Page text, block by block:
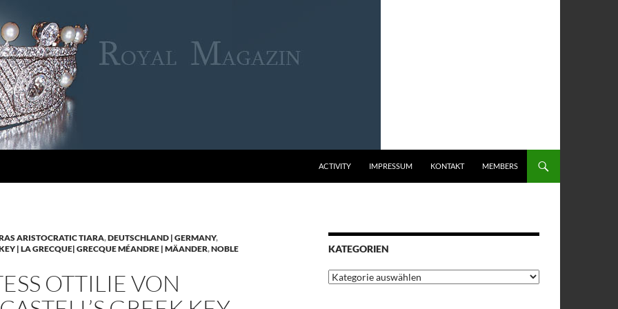
ACTIVITY IMPRESSUM KONTAKT MEMBERS
ARISTOCRATIC TIARA,DEUTSCHLAND | GERMANY,
| LA GRECQUE| GRECQUE MÉANDRE | MÄANDER,NOBLE
OTTILIE VON
KATEGORIEN
Kategorien